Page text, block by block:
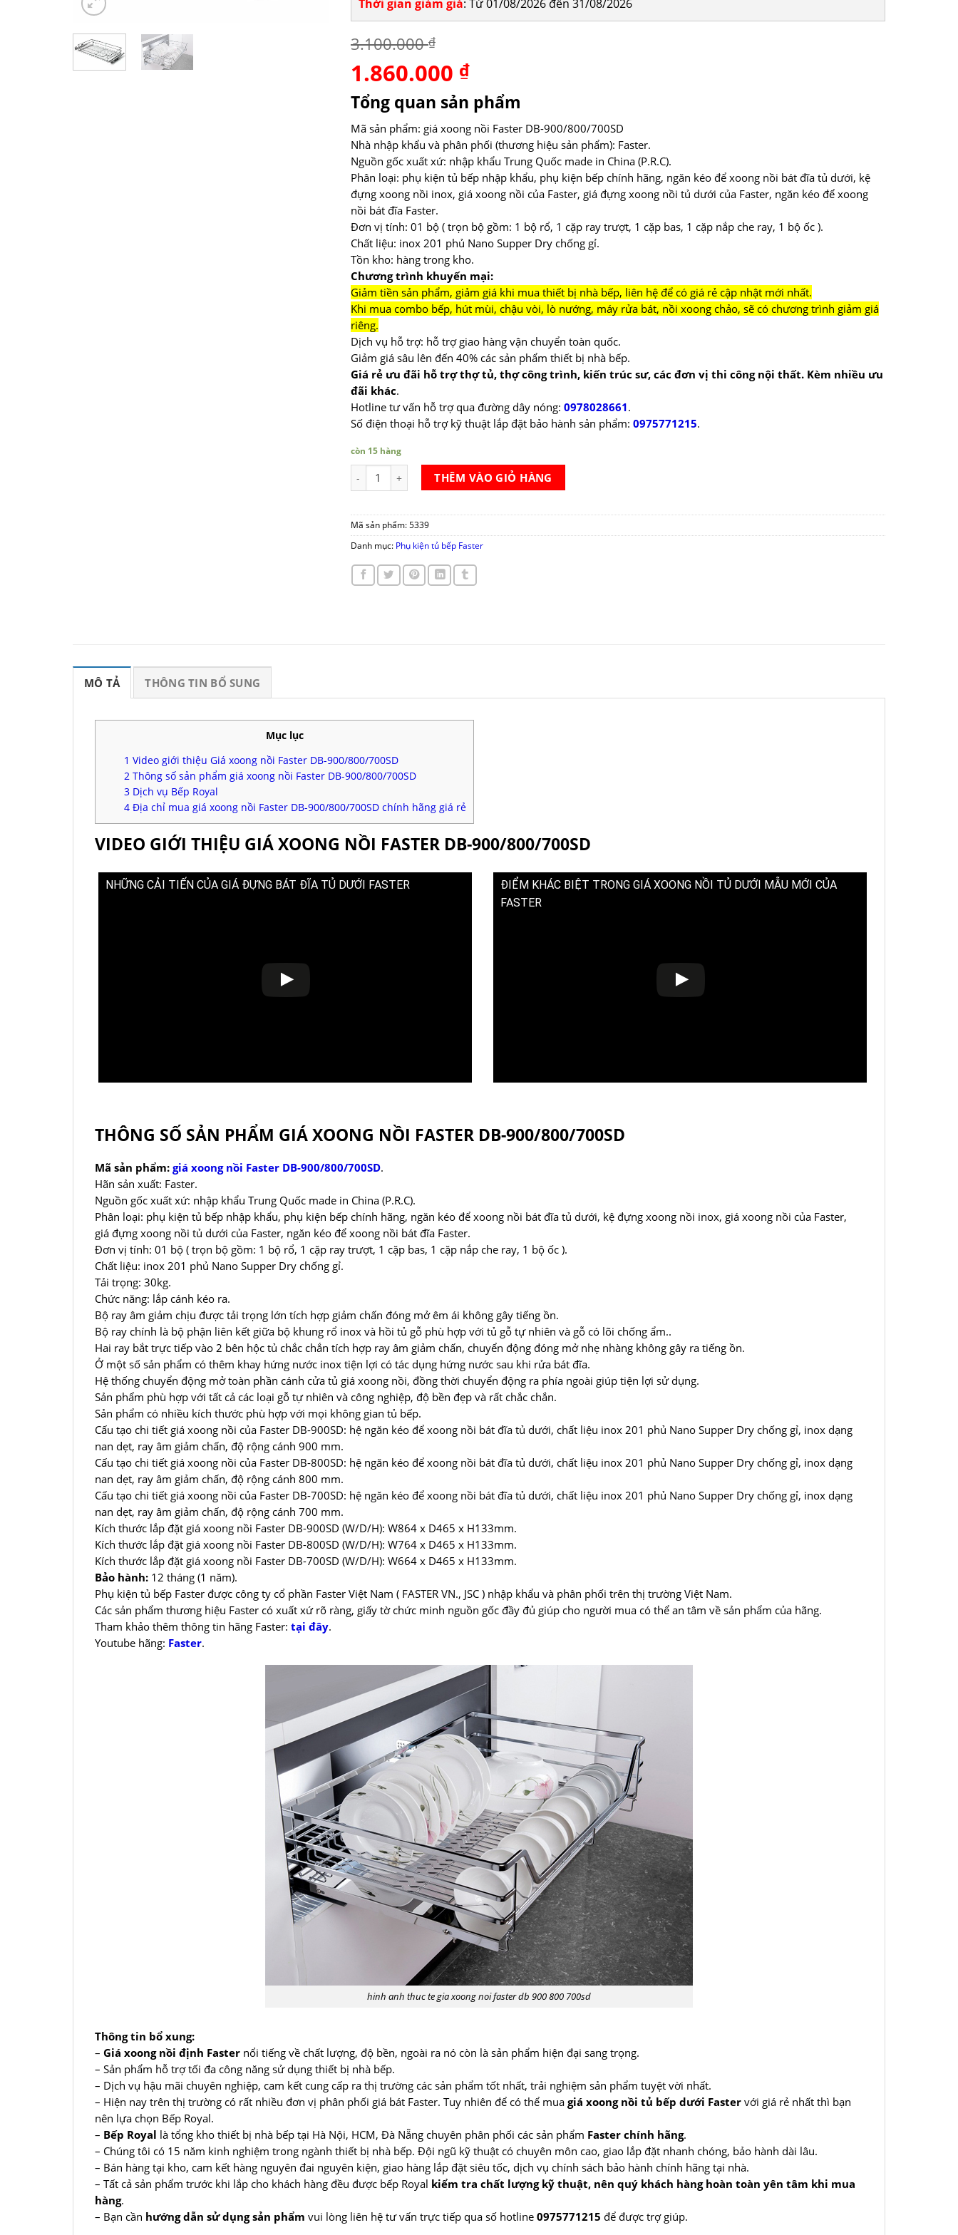
Thời gian giảm giá: Từ 01/08/2026 đến 31/08/2026
3.100.000₫
Giá
gốc
là:
3.100.000 ₫.
1.860.000 ₫Giá
tại
là:
1.860.000 ₫.
Tổng quan sản phẩm
Mã sản phẩm: giá xoong nồi Faster DB-900/800/700SD
Nhà nhập khẩu và phân phối (thương hiệu sản phẩm): Faster.
Nguồn gốc xuất xứ: nhập khẩu Trung Quốc made in China (P.R.C).
Phân loại: phụ kiện tủ bếp nhập khẩu, phụ kiện bếp chính hãng, ngăn kéo để xoong nồi bát đĩa tủ dưới, kệ
đựng xoong nồi inox, giá xoong nồi của Faster, giá đựng xoong nồi tủ dưới của Faster, ngăn kéo để xoong
nồi bát đĩa Faster.
Đơn vị tính: 01 bộ ( trọn bộ gồm: 1 bộ rổ, 1 cặp ray trượt, 1 cặp bas, 1 cặp nắp che ray, 1 bộ ốc ).
Chất liệu: inox 201 phủ Nano Supper Dry chống gỉ.
Tồn kho: hàng trong kho.
Chương trình khuyến mại:
Giảm tiền sản phẩm, giảm giá khi mua thiết bị nhà bếp, liên hệ để có giá rẻ cập nhật mới nhất.
Khi mua combo bếp, hút mùi, chậu vòi, lò nướng, máy rửa bát, nồi xoong chảo, sẽ có chương trình giảm giá
riêng.
Dịch vụ hỗ trợ: hỗ trợ giao hàng vận chuyển toàn quốc.
Giảm giá sâu lên đến 40% các sản phẩm thiết bị nhà bếp.
Giá rẻ ưu đãi hỗ trợ thợ tủ, thợ công trình, kiến trúc sư, các đơn vị thi công nội thất. Kèm nhiều ưu
đãi khác.
Hotline tư vấn hỗ trợ qua đường dây nóng: 0978028661.
Số điện thoại hỗ trợ kỹ thuật lắp đặt bảo hành sản phẩm: 0975771215.
còn 15 hàng
Giá xoong nồi Faster DB-900/800/700SD số lượng
THÊM VÀO GIỎ HÀNG
Mã sản phẩm: 5339
Danh mục: Phụ kiện tủ bếp Faster
MÔ TẢ THÔNG TIN BỔ SUNG
Mục lục
1 Video giới thiệu Giá xoong nồi Faster DB-900/800/700SD
2 Thông số sản phẩm giá xoong nồi Faster DB-900/800/700SD
3 Dịch vụ Bếp Royal
4 Địa chỉ mua giá xoong nồi Faster DB-900/800/700SD chính hãng giá rẻ
VIDEO GIỚI THIỆU GIÁ XOONG NỒI FASTER DB-900/800/700SD
NHỮNG CẢI TIẾN CỦA GIÁ ĐỰNG BÁT ĐĨA TỦ DƯỚI FASTER
ĐIỂM KHÁC BIỆT TRONG GIÁ XOONG NỒI TỦ DƯỚI MẪU MỚI CỦA
FASTER
THÔNG SỐ SẢN PHẨM GIÁ XOONG NỒI FASTER DB-900/800/700SD
Mã sản phẩm: giá xoong nồi Faster DB-900/800/700SD.
Hãn sản xuất: Faster.
Nguồn gốc xuất xứ: nhập khẩu Trung Quốc made in China (P.R.C).
Phân loại: phụ kiện tủ bếp nhập khẩu, phụ kiện bếp chính hãng, ngăn kéo để xoong nồi bát đĩa tủ dưới, kệ đựng xoong nồi inox, giá xoong nồi của Faster,
giá đựng xoong nồi tủ dưới của Faster, ngăn kéo để xoong nồi bát đĩa Faster.
Đơn vị tính: 01 bộ ( trọn bộ gồm: 1 bộ rổ, 1 cặp ray trượt, 1 cặp bas, 1 cặp nắp che ray, 1 bộ ốc ).
Chất liệu: inox 201 phủ Nano Supper Dry chống gỉ.
Tải trọng: 30kg.
Chức năng: lắp cánh kéo ra.
Bộ ray âm giảm chịu được tải trọng lớn tích hợp giảm chấn đóng mở êm ái không gây tiếng ồn.
Bộ ray chính là bộ phận liên kết giữa bộ khung rổ inox và hồi tủ gỗ phù hợp với tủ gỗ tự nhiên và gỗ có lõi chống ẩm..
Hai ray bắt trực tiếp vào 2 bên hộc tủ chắc chắn tích hợp ray âm giảm chấn, chuyển động đóng mở nhẹ nhàng không gây ra tiếng ồn.
Ở một số sản phẩm có thêm khay hứng nước inox tiện lợi có tác dụng hứng nước sau khi rửa bát đĩa.
Hệ thống chuyển động mở toàn phần cánh cửa tủ giá xoong nồi, đồng thời chuyển động ra phía ngoài giúp tiện lợi sử dụng.
Sản phẩm phù hợp với tất cả các loại gỗ tự nhiên và công nghiệp, độ bền đẹp và rất chắc chắn.
Sản phẩm có nhiều kích thước phù hợp với mọi không gian tủ bếp.
Cấu tạo chi tiết giá xoong nồi của Faster DB-900SD: hệ ngăn kéo để xoong nồi bát đĩa tủ dưới, chất liệu inox 201 phủ Nano Supper Dry chống gỉ, inox dạng
nan dẹt, ray âm giảm chấn, độ rộng cánh 900 mm.
Cấu tạo chi tiết giá xoong nồi của Faster DB-800SD: hệ ngăn kéo để xoong nồi bát đĩa tủ dưới, chất liệu inox 201 phủ Nano Supper Dry chống gỉ, inox dạng
nan dẹt, ray âm giảm chấn, độ rộng cánh 800 mm.
Cấu tạo chi tiết giá xoong nồi của Faster DB-700SD: hệ ngăn kéo để xoong nồi bát đĩa tủ dưới, chất liệu inox 201 phủ Nano Supper Dry chống gỉ, inox dạng
nan dẹt, ray âm giảm chấn, độ rộng cánh 700 mm.
Kích thước lắp đặt giá xoong nồi Faster DB-900SD (W/D/H): W864 x D465 x H133mm.
Kích thước lắp đặt giá xoong nồi Faster DB-800SD (W/D/H): W764 x D465 x H133mm.
Kích thước lắp đặt giá xoong nồi Faster DB-700SD (W/D/H): W664 x D465 x H133mm.
Bảo hành: 12 tháng (1 năm).
Phụ kiện tủ bếp Faster được công ty cổ phần Faster Việt Nam ( FASTER VN., JSC ) nhập khẩu và phân phối trên thị trường Việt Nam.
Các sản phẩm thương hiệu Faster có xuất xứ rõ ràng, giấy tờ chức minh nguồn gốc đầy đủ giúp cho người mua có thể an tâm về sản phẩm của hãng.
Tham khảo thêm thông tin hãng Faster: tại đây.
Youtube hãng: Faster.
hinh anh thuc te gia xoong noi faster db 900 800 700sd
Thông tin bổ xung:
– Giá xoong nồi định Faster nổi tiếng về chất lượng, độ bền, ngoài ra nó còn là sản phẩm hiện đại sang trọng.
– Sản phẩm hỗ trợ tối đa công năng sử dụng thiết bị nhà bếp.
– Dịch vụ hậu mãi chuyên nghiệp, cam kết cung cấp ra thị trường các sản phẩm tốt nhất, trải nghiệm sản phẩm tuyệt vời nhất.
– Hiện nay trên thị trường có rất nhiều đơn vị phân phối giá bát Faster. Tuy nhiên để có thể mua giá xoong nồi tủ bếp dưới Faster với giá rẻ nhất thì bạn
nên lựa chọn Bếp Royal.
– Bếp Royal là tổng kho thiết bị nhà bếp tại Hà Nội, HCM, Đà Nẵng chuyên phân phối các sản phẩm Faster chính hãng.
– Chúng tôi có 15 năm kinh nghiệm trong ngành thiết bị nhà bếp. Đội ngũ kỹ thuật có chuyên môn cao, giao lắp đặt nhanh chóng, bảo hành dài lâu.
– Bán hàng tại kho, cam kết hàng nguyên đai nguyên kiện, giao hàng lắp đặt siêu tốc, dịch vụ chính sách bảo hành chính hãng tại nhà.
– Tất cả sản phẩm trước khi lắp cho khách hàng đều được bếp Royal kiểm tra chất lượng kỹ thuật, nên quý khách hàng hoàn toàn yên tâm khi mua
hàng.
– Bạn cần hướng dẫn sử dụng sản phẩm vui lòng liên hệ tư vấn trực tiếp qua số hotline 0975771215 để được trợ giúp.